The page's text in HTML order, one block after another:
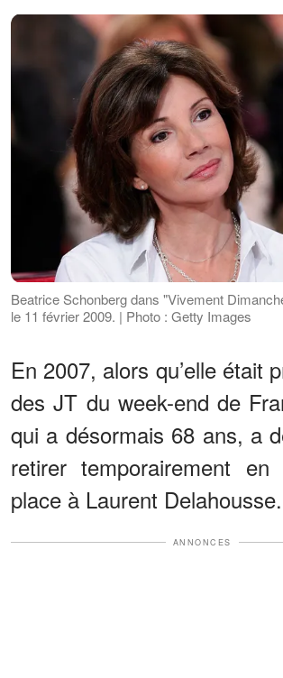
Beatrice Schonberg dans "Vivement
le 11 février 2009. | Photo : Getty Images
En 2007, alors qu’elle était
des JT du week-end de
qui a désormais 68 ans, a
retirer temporairement
place à Laurent Delahousse.
ANNONCES